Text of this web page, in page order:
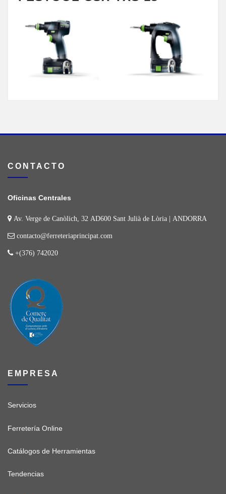
CONTACTO
Oficinas Centrales
Av. Verge de Canòlich, 32 AD600 Sant Julià de Lòria | ANDORRA
contacto@ferreteriaprincipat.com
+(376) 742020
EMPRESA
Servicios
Ferretería Online
Catálogos de Herramientas
Tendencias